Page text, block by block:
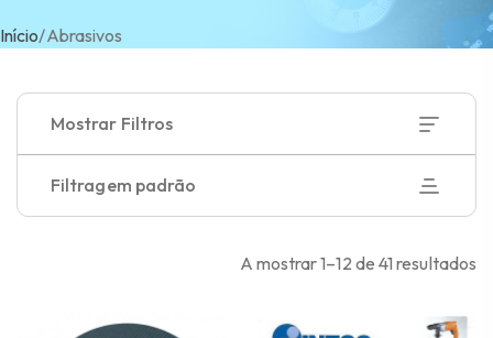
Início/Abrasivos
Mostrar Filtros
Filtragem padrão
A mostrar 1–12 de 41 resultados